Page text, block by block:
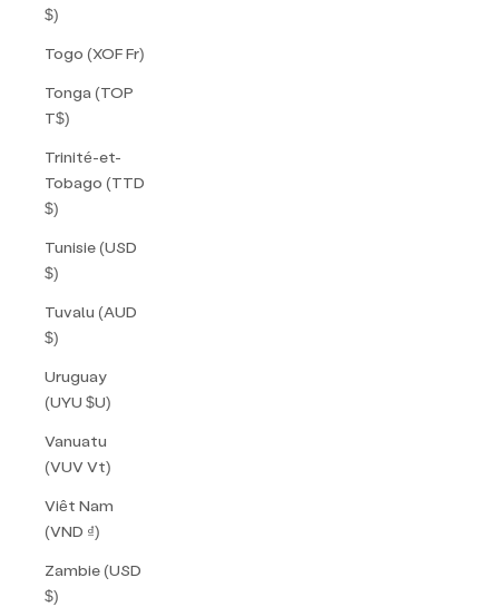
$)
Togo (XOF Fr)
Tonga (TOP
T$)
Trinité-et-
Tobago (TTD
$)
Tunisie (USD
$)
Tuvalu (AUD
$)
Uruguay
(UYU $U)
Vanuatu
(VUV Vt)
Viêt Nam
(VND ₫)
Zambie (USD
$)